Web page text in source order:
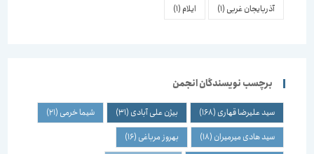
آذربایجان غربی(1) ایلام(1)
برچسب نویسندگان انجمن
سید علیرضا قهاری(168) بیژن علی آبادی(31) شیما خرمی(21)
سید هادی میرمیران(18) بهروز مرباغی(16)